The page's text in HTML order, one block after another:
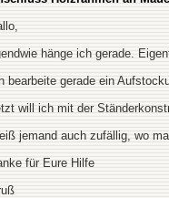
hänge ich gerade.
bearbeite gerade ein
will ich mit der
jemand auch zufällig, wo
für Eure Hilfe